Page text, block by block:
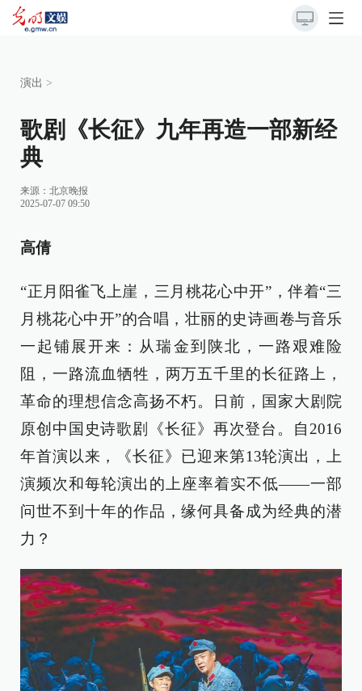
演出 >
歌剧《长征》九年再造一部新经
典
来源： 北京晚报
2025-07-07 09:50
高倩
“正月阳雀飞上崖，三月桃花心中开”，伴着“三
月桃花心中开”的合唱，壮丽的史诗画卷与音乐
一起铺展开来：从瑞金到陕北，一路艰难险
阻，一路流血牺牲，两万五千里的长征路上，
革命的理想信念高扬不朽。日前，国家大剧院
原创中国史诗歌剧《长征》再次登台。自2016
年首演以来，《长征》已迎来第13轮演出，上
演频次和每轮演出的上座率着实不低——一部
问世不到十年的作品，缘何具备成为经典的潜
力？